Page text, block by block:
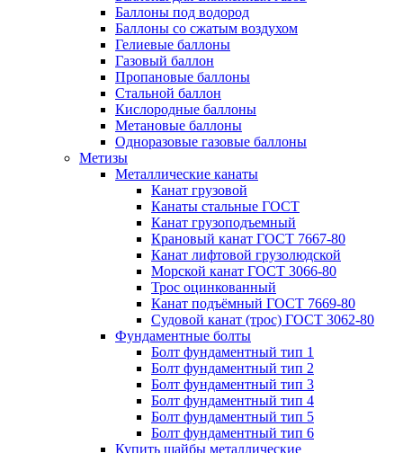
Баллоны под водород
Баллоны со сжатым воздухом
Гелиевые баллоны
Газовый баллон
Пропановые баллоны
Стальной баллон
Кислородные баллоны
Метановые баллоны
Одноразовые газовые баллоны
Метизы
Металлические канаты
Канат грузовой
Канаты стальные ГОСТ
Канат грузоподъемный
Крановый канат ГОСТ 7667-80
Канат лифтовой грузолюдской
Морской канат ГОСТ 3066-80
Трос оцинкованный
Канат подъёмный ГОСТ 7669-80
Судовой канат (трос) ГОСТ 3062-80
Фундаментные болты
Болт фундаментный тип 1
Болт фундаментный тип 2
Болт фундаментный тип 3
Болт фундаментный тип 4
Болт фундаментный тип 5
Болт фундаментный тип 6
Купить шайбы металлические